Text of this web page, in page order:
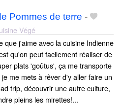
Pommes de terre -
Végé
que j'aime avec la cuisine Indienne
qu'on peut facilement réaliser de
plats 'goûtus', ça me transporte
je me mets à rêver d'y aller faire un
trip, découvrir une autre culture,
pleins les mirettes!...